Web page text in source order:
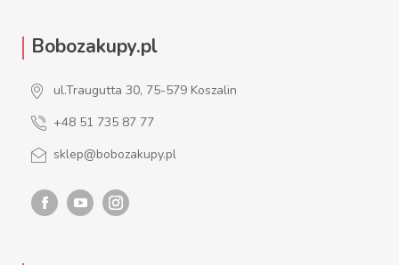
Bobozakupy.pl
ul.Traugutta 30, 75-579 Koszalin
+48 51 735 87 77
sklep@bobozakupy.pl